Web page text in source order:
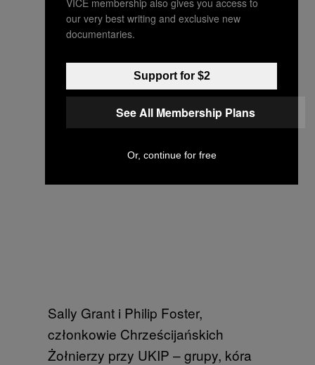
Sally Grant i Philip Foster,
członkowie Chrześcijańskich
Żołnierzy przy UKIP – grupy, kóra
our very best writing and exclusive new
documentaries.
Support for $2
See All Membership Plans
Or, continue for free